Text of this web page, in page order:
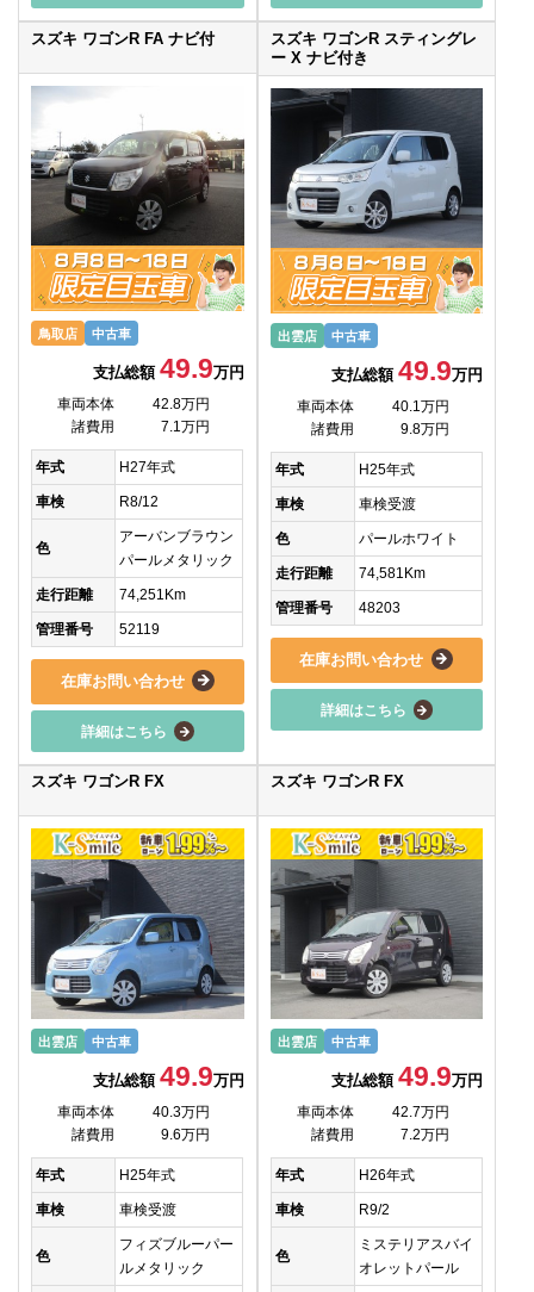
スズキ ワゴンR FA ナビ付
鳥取店 中古車
支払総額 49.9万円
車両本体
42.8万円
諸費用
7.1万円
年式 H27年式
車検 R8/12
色
アーバンブラウン
パールメタリック
走行距離 74,251Km
管理番号 52119
在庫お問い合わせ
詳細はこちら
スズキ ワゴンR スティングレ
ー X ナビ付き
出雲店 中古車
支払総額49.9万円
車両本体
40.1万円
諸費用
9.8万円
年式 H25年式
車検 車検受渡
色 パールホワイト
走行距離 74,581Km
管理番号 48203
在庫お問い合わせ
詳細はこちら
スズキ ワゴンR FX
出雲店 中古車
支払総額 49.9万円
車両本体
40.3万円
諸費用
9.6万円
年式 H25年式
車検 車検受渡
色
フィズブルーパー
ルメタリック
スズキ ワゴンR FX
出雲店 中古車
支払総額49.9万円
車両本体
42.7万円
諸費用
7.2万円
年式 H26年式
車検 R9/2
色
ミステリアスバイ
オレットパール